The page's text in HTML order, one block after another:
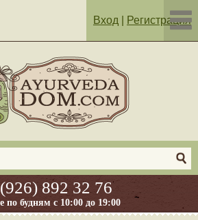
892 32 76
по будням с 10:00 до 19:00
Вход Регистрация